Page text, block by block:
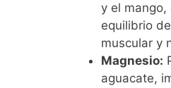
y el mango,
equilibrio
muscular y
Magnesio:
aguacate,